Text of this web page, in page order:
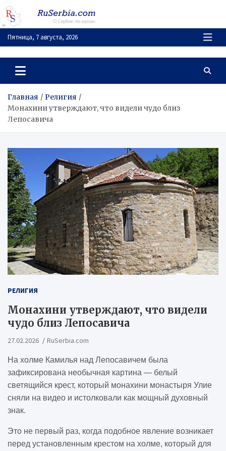
Перейти
содержимому
Пятница, 7 августа, 2026
RuSerbia.com
О Сербии – по-русски
Главная
Религия
Монахини утверждают, что видели чудо близ
Лепосавича
РЕЛИГИЯ
Монахини утверждают, что видели
чудо близ Лепосавича
27.02.2026 RuSerbia.com
На холме Камилья над Лепосавичем была
зафиксирована необычная картина — белый
светящийся крест, который монахини монастыря Улие
сняли на видео и истолковали как мощный духовный
знак.
Это не первый раз, когда подобное явление возникает
перед установленным крестом на холме, который для